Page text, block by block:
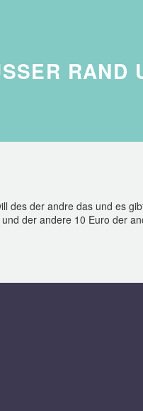
RAND
des der andre das und es
der andere 10 Euro der